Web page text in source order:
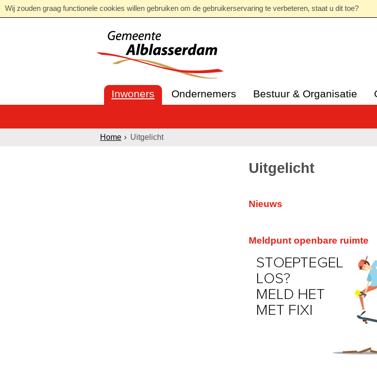
Wij zouden graag functionele cookies willen gebruiken om de gebruikerservaring te verbeteren, staat u dit toe?
Inwoners Ondernemers Bestuur & Organisatie
Home Uitgelicht
Uitgelicht
Nieuws
Meldpunt openbare ruimte